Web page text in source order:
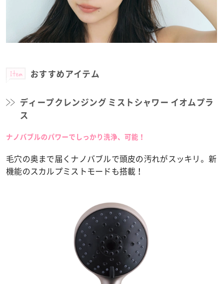
Item おすすめアイテム
ディープクレンジング ミストシャワー イオムプラ
ス
ナノバブルのパワーでしっかり洗浄、可能！
毛穴の奥まで届くナノバブルで頭皮の汚れがスッキリ。新
機能のスカルプミストモードも搭載！